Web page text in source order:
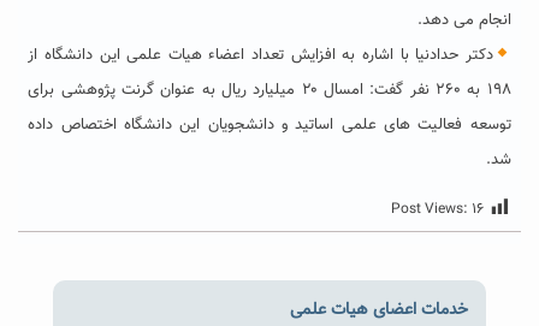
انجام می دهد.
دکتر حدادنیا با اشاره به افزایش تعداد اعضاء هیات علمی این دانشگاه از
۱۹۸ به ۲۶۰ نفر گفت: امسال ۲۰ میلیارد ریال به عنوان گرنت پژوهشی برای
توسعه فعالیت های علمی اساتید و دانشجویان این دانشگاه اختصاص داده
شد.
Post Views: ۱۶
خدمات اعضای هیات علمی